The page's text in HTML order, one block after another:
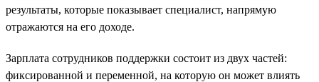
результаты, которые показывает специалист, напрямую
отражаются на его доходе.
Зарплата сотрудников поддержки состоит из двух частей:
фиксированной и переменной, на которую он может влиять